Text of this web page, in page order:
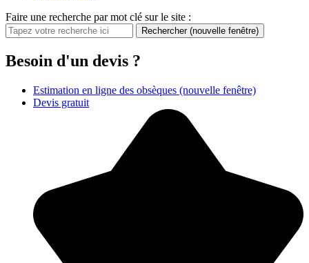
Faire une recherche par mot clé sur le site :
Rechercher (nouvelle fenêtre)
Besoin d'un devis ?
Estimation en ligne des obsèques (nouvelle fenêtre)
Devis gratuit